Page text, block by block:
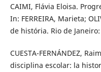
CAIMI, Flávia Eloisa.
In: FERREIRA, Marieta;
de história. Rio de
CUESTA-FERNÁNDEZ,
disciplina escolar: la